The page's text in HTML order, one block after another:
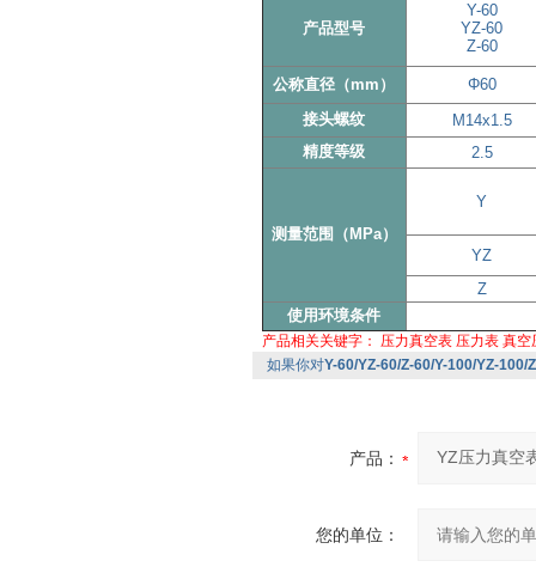
产品型号
Y-60
YZ-60
Z-60
公称直径（mm）
Φ60
接头螺纹
M14x1.5
精度等级
2.5
测量范围（MPa）
Y
YZ
Z
使用环境条件
产品相关关键字： 压力真空表 压力表 真空
如果你对Y-60/YZ-60/Z-60/Y-100/YZ-100/
产品：
您的单位：